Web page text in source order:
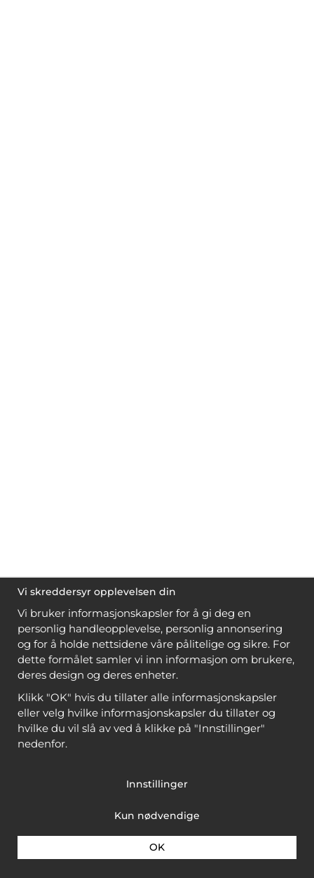
Vi skreddersyr opplevelsen din
Vi bruker informasjonskapsler for å gi deg en
personlig handleopplevelse, personlig annonsering
og for å holde nettsidene våre pålitelige og sikre. For
dette formålet samler vi inn informasjon om brukere,
deres design og deres enheter.
Klikk "OK" hvis du tillater alle informasjonskapsler
eller velg hvilke informasjonskapsler du tillater og
hvilke du vil slå av ved å klikke på "Innstillinger"
nedenfor.
Innstillinger
Kun nødvendige
OK